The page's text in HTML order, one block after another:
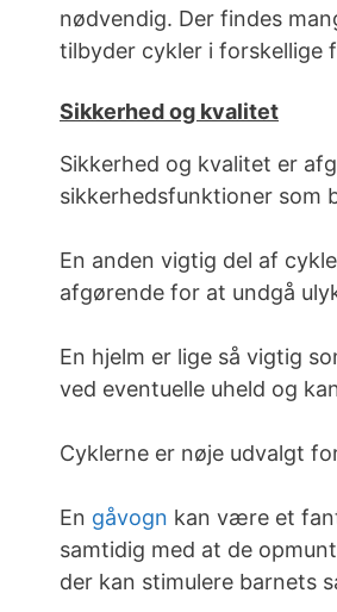
nødvendig. Der findes
tilbyder cykler i forskellige
Sikkerhed og kvalitet
Sikkerhed og kvalitet er
sikkerhedsfunktioner som
En anden vigtig del af
afgørende for at undgå
En hjelm er lige så vigtig
ved eventuelle uheld og
Cyklerne er nøje udvalgt
En gåvogn kan være et
samtidig med at de
der kan stimulere barnets